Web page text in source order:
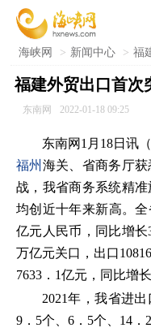
海峡网 > 新闻中心 > 福
福建外贸出口首次
东南网 2022-01-18 09:25
东南网1月18日讯（
福州 海关、省商务厅
战，我省商务系统精准
均创近十年来新高。全
亿元人民币，同比增长
万亿元关口，出口
7633．1亿元，同比增长
2021年，我省进
9．5个、6．5个、14